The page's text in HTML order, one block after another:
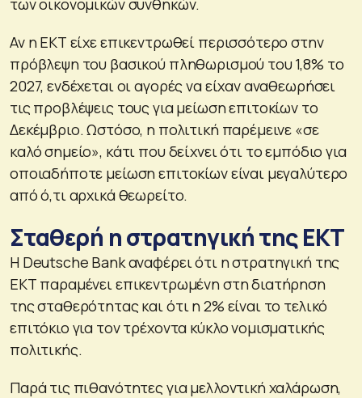
Αν η ΕΚΤ είχε επικεντρωθεί περισσότερο στην
πρόβλεψη του βασικού πληθωρισμού του 1,8% το
2027, ενδέχεται οι αγορές να είχαν αναθεωρήσει
τις προβλέψεις τους για μείωση επιτοκίων το
Δεκέμβριο. Ωστόσο, η πολιτική παρέμεινε «σε
καλό σημείο», κάτι που δείχνει ότι το εμπόδιο για
οποιαδήποτε μείωση επιτοκίων είναι μεγαλύτερο
από ό,τι αρχικά θεωρείτο.
Σταθερή η στρατηγική της ΕΚΤ
Η Deutsche Bank αναφέρει ότι η στρατηγική της
ΕΚΤ παραμένει επικεντρωμένη στη διατήρηση
της σταθερότητας και ότι η 2% είναι το τελικό
επιτόκιο για τον τρέχοντα κύκλο νομισματικής
πολιτικής.
Παρά τις πιθανότητες για μελλοντική χαλάρωση,